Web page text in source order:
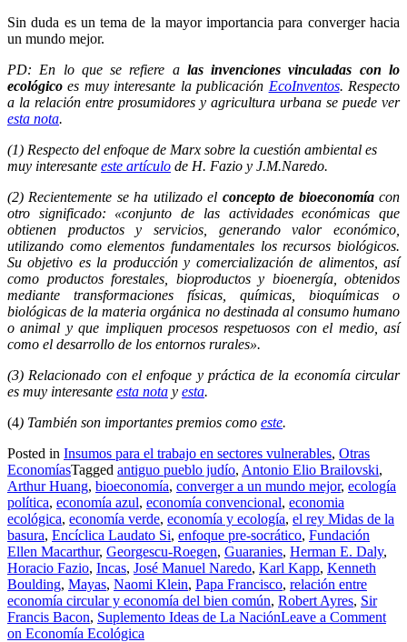
Sin duda es un tema de la mayor importancia para converger hacia
un mundo mejor.
PD: En lo que se refiere a las invenciones vinculadas con lo
ecológico es muy interesante la publicación EcoInventos. Respecto
a la relación entre prosumidores y agricultura urbana se puede ver
esta nota.
(1) Respecto del enfoque de Marx sobre la cuestión ambiental es
muy interesante este artículo de H. Fazio y J.M.Naredo.
(2) Recientemente se ha utilizado el concepto de bioeconomíacon
otro significado: «conjunto de las actividades económicas que
obtienen productos y servicios, generando valor económico,
utilizando como elementos fundamentales los recursos biológicos.
Su objetivo es la producción y comercialización de alimentos, así
como productos forestales, bioproductos y bioenergía, obtenidos
mediante transformaciones físicas, químicas, bioquímicas o
biológicas de la materia orgánica no destinada al consumo humano
o animal y que impliquen procesos respetuosos con el medio, así
como el desarrollo de los entornos rurales».
(3) Relacionado con el enfoque y práctica de la economía circular
es muy interesante esta nota y esta.
(4) También son importantes premios como este.
Posted in Insumos para el trabajo en sectores vulnerables, Otras
EconomíasTagged antiguo pueblo judío, Antonio Elio Brailovski,
Arthur Huang, bioeconomía, converger a un mundo mejor, ecología
política, economía azul, economía convencional, economia
ecológica, economía verde, economía y ecología, el rey Midas de la
basura, Encíclica Laudato Si, enfoque pre-socrático, Fundación
Ellen Macarthur, Georgescu-Roegen, Guaranies, Herman E. Daly,
Horacio Fazio, Incas, José Manuel Naredo, Karl Kapp, Kenneth
Boulding, Mayas, Naomi Klein, Papa Francisco, relación entre
economía circular y economía del bien común, Robert Ayres, Sir
Francis Bacon, Suplemento Ideas de La NaciónLeave a Comment
on Economía Ecológica